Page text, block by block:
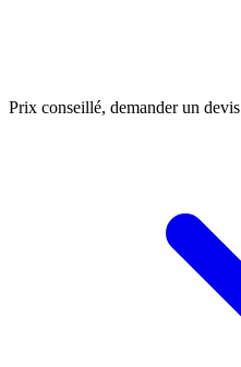
Prix conseillé, demander un devis